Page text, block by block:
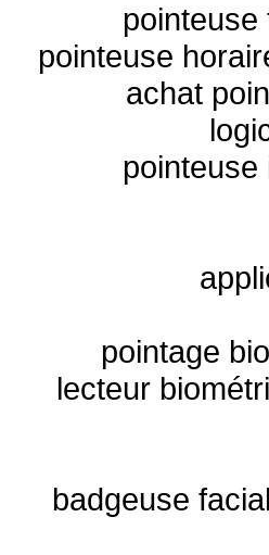
pointeuse
pointeuse
achat
pointeuse
pointage
lecteur
badgeuse